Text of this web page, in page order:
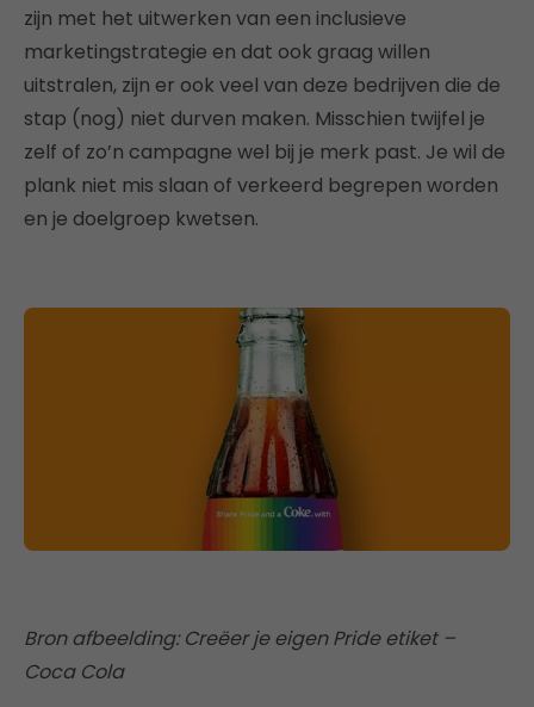
zijn met het uitwerken van een inclusieve
marketingstrategie en dat ook graag willen
uitstralen, zijn er ook veel van deze bedrijven die de
stap (nog) niet durven maken. Misschien twijfel je
zelf of zo’n campagne wel bij je merk past. Je wil de
plank niet mis slaan of verkeerd begrepen worden
en je doelgroep kwetsen.
Bron afbeelding: Creëer je eigen Pride etiket –
Coca Cola